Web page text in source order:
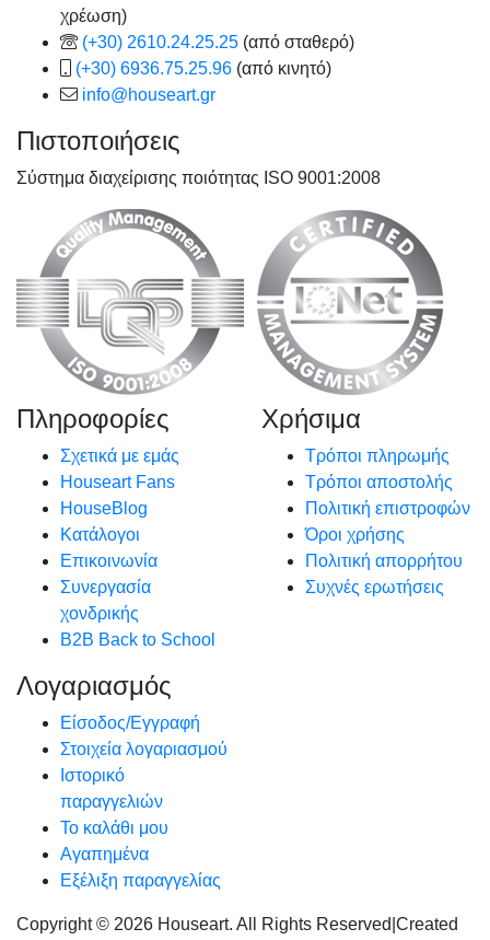
χρέωση)
(+30) 2610.24.25.25 (από σταθερό)
(+30) 6936.75.25.96 (από κινητό)
info@houseart.gr
Πιστοποιήσεις
Σύστημα διαχείρισης ποιότητας ISO 9001:2008
Πληροφορίες
Σχετικά με εμάς
Houseart Fans
HouseBlog
Κατάλογοι
Επικοινωνία
Συνεργασία
χονδρικής
B2B Back to School
Χρήσιμα
Τρόποι πληρωμής
Τρόποι αποστολής
Πολιτική επιστροφών
Όροι χρήσης
Πολιτική απορρήτου
Συχνές ερωτήσεις
Λογαριασμός
Είσοδος/Εγγραφή
Στοιχεία λογαριασμού
Ιστορικό
παραγγελιών
Το καλάθι μου
Αγαπημένα
Εξέλιξη παραγγελίας
Copyright © 2026 Houseart. All Rights Reserved Created